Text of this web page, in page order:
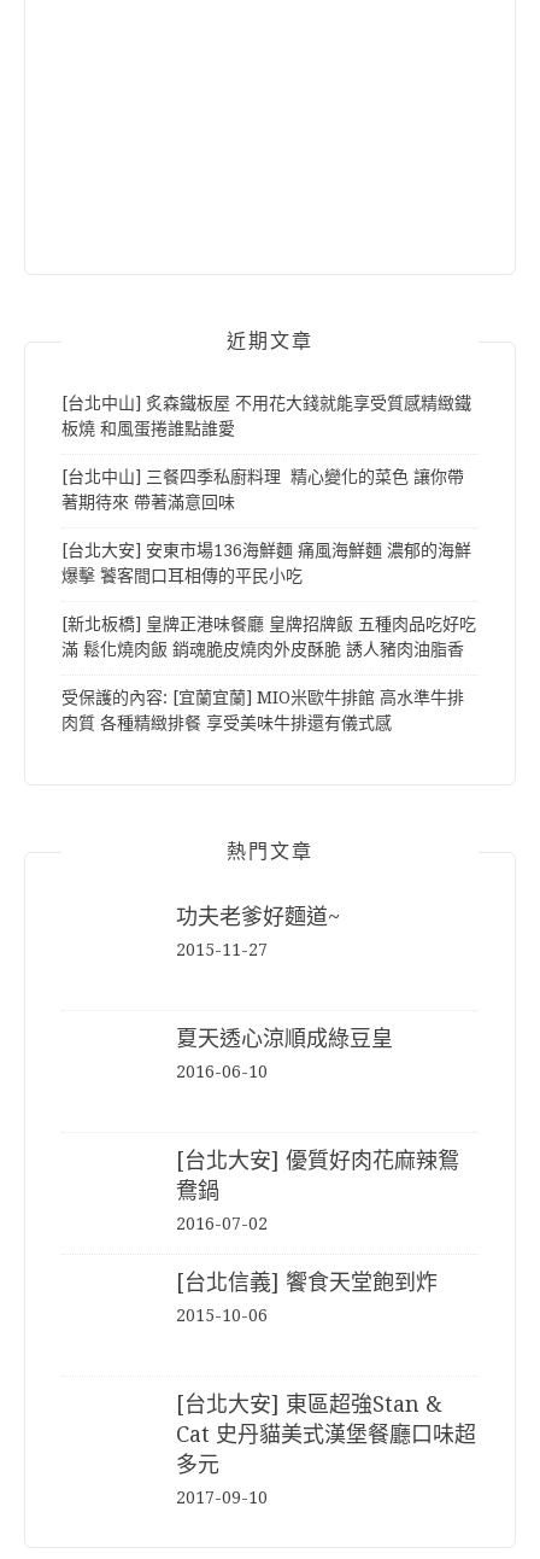
近期文章
[台北中山] 炙森鐵板屋 不用花大錢就能享受質感精緻鐵
板燒 和風蛋捲誰點誰愛
[台北中山] 三餐四季私廚料理 精心變化的菜色 讓你帶
著期待來 帶著滿意回味
[台北大安] 安東市場136海鮮麵 痛風海鮮麵 濃郁的海鮮
爆擊 饕客間口耳相傳的平民小吃
[新北板橋] 皇牌正港味餐廳 皇牌招牌飯 五種肉品吃好吃
滿 鬆化燒肉飯 銷魂脆皮燒肉外皮酥脆 誘人豬肉油脂香
受保護的內容: [宜蘭宜蘭] MIO米歐牛排館 高水準牛排
肉質 各種精緻排餐 享受美味牛排還有儀式感
熱門文章
功夫老爹好麵道~
2015-11-27
夏天透心涼順成綠豆皇
2016-06-10
[台北大安] 優質好肉花麻辣鴛
鴦鍋
2016-07-02
[台北信義] 饗食天堂飽到炸
2015-10-06
[台北大安] 東區超強Stan &
Cat 史丹貓美式漢堡餐廳口味超
多元
2017-09-10